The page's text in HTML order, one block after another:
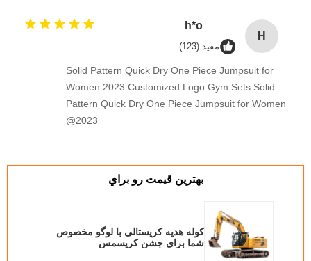
H
h*o
مفید (123)
Solid Pattern Quick Dry One Piece Jumpsuit for
Women 2023 Customized Logo Gym Sets Solid
Pattern Quick Dry One Piece Jumpsuit for Women
2023@
بهترين قيمت رو براي
کوله هدیه کریستالی با لوگو مخصوص
شما برای جشن کریسمس